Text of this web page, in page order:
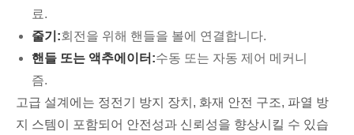
료.
줄기:회전을 위해 핸들을 볼에 연결합니다.
핸들 또는 액추에이터:수동 또는 자동 제어 메커니
즘.
고급 설계에는 정전기 방지 장치, 화재 안전 구조, 파열 방
지 스템이 포함되어 안전성과 신뢰성을 향상시킬 수 있습